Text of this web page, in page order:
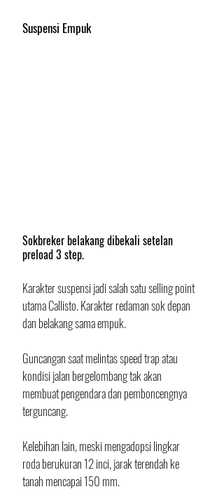
Suspensi Empuk
Sokbreker belakang dibekali setelan
preload 3 step.
Karakter suspensi jadi salah satu selling point
utama Callisto. Karakter redaman sok depan
dan belakang sama empuk.
Guncangan saat melintas speed trap atau
kondisi jalan bergelombang tak akan
membuat pengendara dan pemboncengnya
terguncang.
Kelebihan lain, meski mengadopsi lingkar
roda berukuran 12 inci, jarak terendah ke
tanah mencapai 150 mm.